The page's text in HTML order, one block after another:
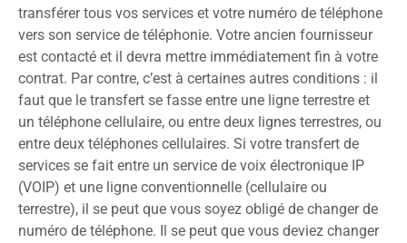
transférer tous vos services et votre numéro de téléphone
vers son service de téléphonie. Votre ancien fournisseur
est contacté et il devra mettre immédiatement fin à votre
contrat. Par contre, c’est à certaines autres conditions : il
faut que le transfert se fasse entre une ligne terrestre et
un téléphone cellulaire, ou entre deux lignes terrestres, ou
entre deux téléphones cellulaires. Si votre transfert de
services se fait entre un service de voix électronique IP
(VOIP) et une ligne conventionnelle (cellulaire ou
terrestre), il se peut que vous soyez obligé de changer de
numéro de téléphone. Il se peut que vous deviez changer